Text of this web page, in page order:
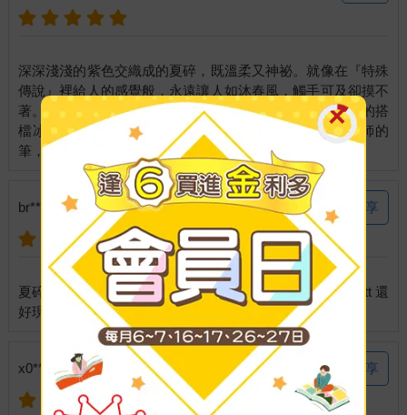
深深淺淺的紫色交織成的夏碎，既溫柔又神祕。就像在『特殊
傳說』裡給人的感覺般，永遠讓人如沐春風，觸手可及卻摸不
著。藥師寺夏碎散發出的氣息淡淡的卻絕不容忽視，和他的搭
檔冰炎恰恰成反比呢！書籤的質感很優，搭配上紅麟老師的
筆，完全是不收藏就對不起自己啦~~~
br**********679 說： 2014-10-19 分享
夏碎學長的書籤終於再版了!當時去漫博沒買到真的很難過tt 還
好現在金網也有賣 能收集到真是太開心了!!
x0*******81x 說： 2014-10-11 分享